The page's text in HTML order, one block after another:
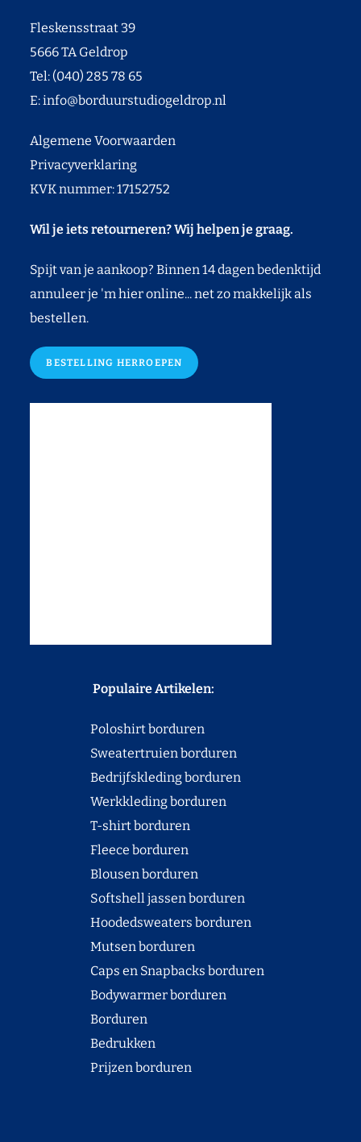
Fleskensstraat 39
5666 TA Geldrop
Tel: (040) 285 78 65
E:info@borduurstudiogeldrop.nl
Algemene Voorwaarden
Privacyverklaring
KVK nummer: 17152752
Wil je iets retourneren? Wij helpen je graag.
Spijt van je aankoop? Binnen 14 dagen bedenktijd
annuleer je 'm hier online... net zo makkelijk als
bestellen.
BESTELLING HERROEPEN
Populaire Artikelen:
Poloshirt borduren
Sweatertruien borduren
Bedrijfskleding borduren
Werkkleding borduren
T-shirt borduren
Fleece borduren
Blousen borduren
Softshell jassen borduren
Hoodedsweaters borduren
Mutsen borduren
Caps en Snapbacks borduren
Bodywarmer borduren
Borduren
Bedrukken
Prijzen borduren